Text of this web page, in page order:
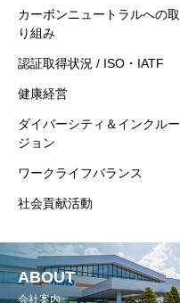
カーボンニュートラルへの取
り組み
認証取得状況 / ISO・IATF
健康経営
ダイバーシティ＆インクルー
ジョン
ワークライフバランス
社会貢献活動
ABOUT
会社案内